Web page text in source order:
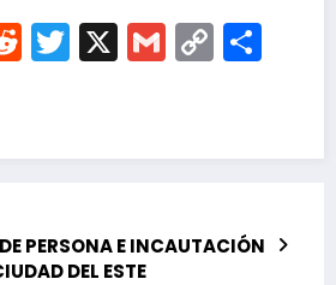
Reddit
Twitter
X Gmail
Copy
Link
PERSONA E INCAUTACIÓN
DEL ESTE